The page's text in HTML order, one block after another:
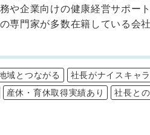
や企業向けの健康経営サポー
専門家が多数在籍している会社
域とつながる 社長がナイスキャラ
産休・育休取得実績あり 社長と